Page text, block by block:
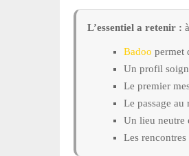
L’essentiel a retenir :
Badoo permet
Un profil
Le premier
Le passage
Un lieu neutre
Les